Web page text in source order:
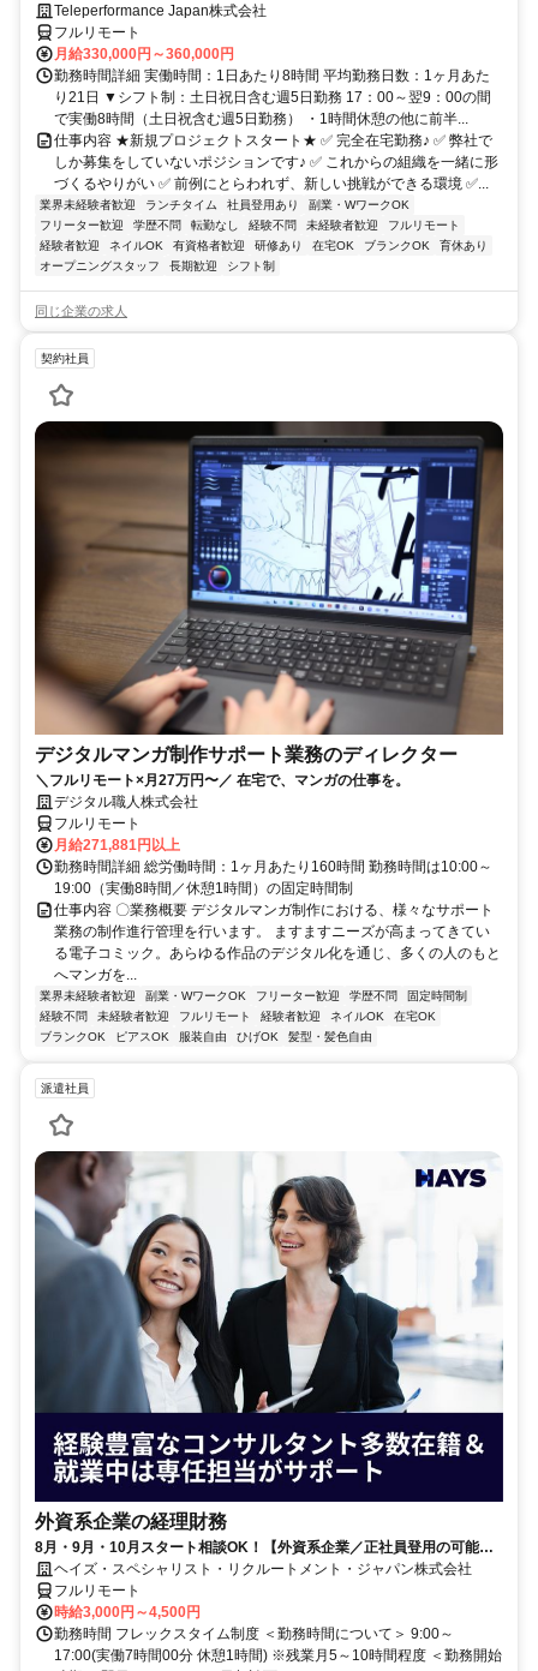
Teleperformance Japan株式会社
フルリモート
月給330,000円～360,000円
勤務時間詳細 実働時間：1日あたり8時間 平均勤務日数：1ヶ月あた
り21日 ▼シフト制：土日祝日含む週5日勤務 17：00～翌9：00の間
で実働8時間（土日祝含む週5日勤務） ・1時間休憩の他に前半...
仕事内容 ★新規プロジェクトスタート★ ✅ 完全在宅勤務♪ ✅ 弊社で
しか募集をしていないポジションです♪ ✅ これからの組織を一緒に形
づくるやりがい ✅ 前例にとらわれず、新しい挑戦ができる環境 ✅...
業界未経験者歓迎 ランチタイム 社員登用あり
副業・WワークOK
フリーター歓迎
学歴不問 転勤なし 経験不問 未経験者歓迎
フルリモート
経験者歓迎
ネイルOK 有資格者歓迎 研修あり 在宅OK ブランクOK
育休あり
オープニングスタッフ
長期歓迎 シフト制
同じ企業の求人
契約社員
デジタルマンガ制作サポート業務のディレクター
＼フルリモート×月27万円〜／ 在宅で、マンガの仕事を。
デジタル職人株式会社
フルリモート
月給271,881円以上
勤務時間詳細 総労働時間：1ヶ月あたり160時間 勤務時間は10:00～
19:00（実働8時間／休憩1時間）の固定時間制
仕事内容 〇業務概要 デジタルマンガ制作における、様々なサポート
業務の制作進行管理を行います。 ますますニーズが高まってきてい
る電子コミック。あらゆる作品のデジタル化を通じ、多くの人のもと
へマンガを...
業界未経験者歓迎 副業・WワークOK フリーター歓迎 学歴不問
固定時間制
経験不問
未経験者歓迎 フルリモート 経験者歓迎 ネイルOK
在宅OK
ブランクOK
ピアスOK 服装自由 ひげOK 髪型・髪色自由
派遣社員
外資系企業の経理財務
8月・9月・10月スタート相談OK！【外資系企業／正社員登用の可能性
大／700万～800万／リモート勤務OK】経理財務
ヘイズ・スペシャリスト・リクルートメント・ジャパン株式会社
フルリモート
時給3,000円～4,500円
勤務時間 フレックスタイム制度 ＜勤務時間について＞ 9:00～
17:00(実働7時間00分 休憩1時間) ※残業月5～10時間程度 ＜勤務開始